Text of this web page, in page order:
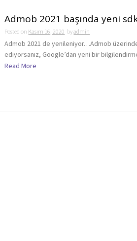
Admob 2021 başında yeni
Posted on Kasım 16, 2020 byadmin
Admob 2021 de yenileniyor…Admob
ediyorsanız, Google’dan yeni bir
Read More